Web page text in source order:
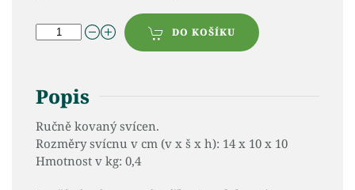
DO KOŠÍKU
Popis
Ručně kovaný svícen.
Rozměry svícnu v cm (v x š x h): 14 x 10 x 10
Hmotnost v kg: 0,4